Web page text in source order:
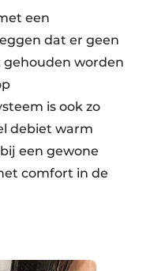
een
dat er geen
worden
is ook zo
debiet warm
een gewone
comfort in de